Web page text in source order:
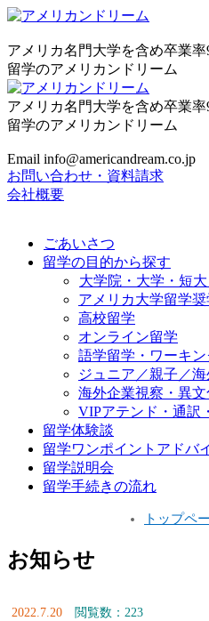
アメリカ名門大学を含め卒業率
留学のアメリカンドリーム
アメリカ名門大学を含め卒業率
留学のアメリカンドリーム
Email info@americandream.co.jp
お問い合わせ・資料請求
会社概要
ごあいさつ
留学の目的から探す
大学院・大学・短
アメリカ大学留学
高校留学
オンライン留学
語学留学・ワーキ
ジュニア／親子／
海外企業視察・異
VIPアテンド・通訳
留学体験談
留学ワンポイントアドバ
留学説明会
留学手続きの流れ
トップペ
お知らせ
2022.7.20 閲覧数：223